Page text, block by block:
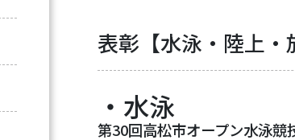
表彰【水泳・陸上・
・水泳
第30回高松市オープン水泳競